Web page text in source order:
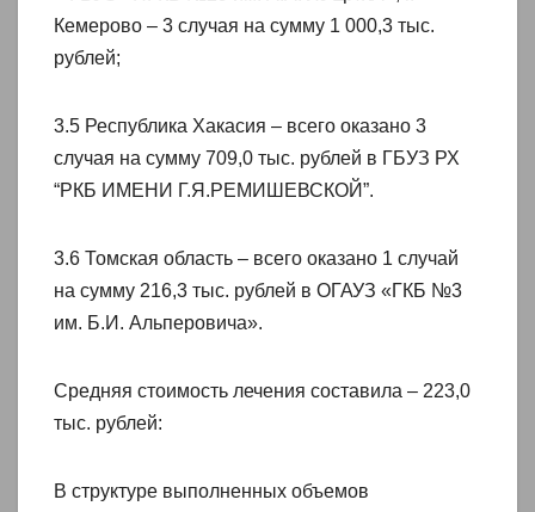
Кемерово – 3 случая на сумму 1 000,3 тыс.
рублей;
3.5 Республика Хакасия – всего оказано 3
случая на сумму 709,0 тыс. рублей в ГБУЗ РХ
“РКБ ИМЕНИ Г.Я.РЕМИШЕВСКОЙ”.
3.6 Томская область – всего оказано 1 случай
на сумму 216,3 тыс. рублей в ОГАУЗ «ГКБ №3
им. Б.И. Альперовича».
Средняя стоимость лечения составила – 223,0
тыс. рублей:
В структуре выполненных объемов